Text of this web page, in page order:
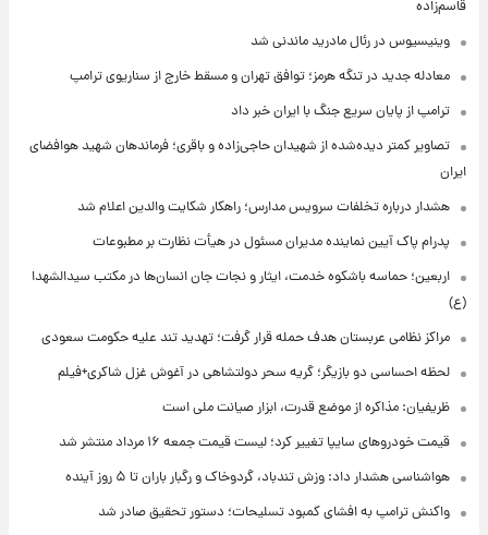
قاسم‌زاده
وینیسیوس در رئال مادرید ماندنی شد
معادله جدید در تنگه هرمز؛ توافق تهران و مسقط خارج از سناریوی ترامپ
ترامپ از پایان سریع جنگ با ایران خبر داد
تصاویر کمتر دیده‌شده از شهیدان حاجی‌زاده و باقری؛ فرماندهان شهید هوافضای
ایران
هشدار درباره تخلفات سرویس مدارس؛ راهکار شکایت والدین اعلام شد
پدرام پاک آیین نماینده مدیران مسئول در هیأت نظارت بر مطبوعات
اربعین؛ حماسه باشکوه خدمت، ایثار و نجات جان انسان‌ها در مکتب سیدالشهدا
(ع)
مراکز نظامی عربستان هدف حمله قرار گرفت؛ تهدید تند علیه حکومت سعودی
لحظه احساسی دو بازیگر؛ گریه سحر دولتشاهی در آغوش غزل شاکری+فیلم
ظریفیان: مذاکره از موضع قدرت، ابزار صیانت ملی است
قیمت خودروهای سایپا تغییر کرد؛ لیست قیمت جمعه ۱۶ مرداد منتشر شد
هواشناسی هشدار داد: وزش تندباد، گردوخاک و رگبار باران تا ۵ روز آینده
واکنش ترامپ به افشای کمبود تسلیحات؛ دستور تحقیق صادر شد